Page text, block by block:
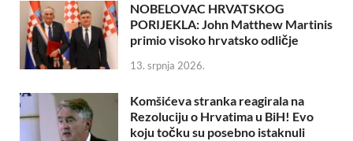
NOBELOVAC HRVATSKOG
PORIJEKLA: John Matthew Martinis
primio visoko hrvatsko odličje
13. srpnja 2026.
Komšićeva stranka reagirala na
Rezoluciju o Hrvatima u BiH! Evo
koju točku su posebno istaknuli